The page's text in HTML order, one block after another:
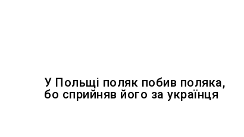
У Польщі поляк побив поляка,
бо сприйняв його за українця